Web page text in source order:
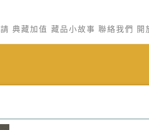
典藏加值 藏品小故事 聯絡我們 開